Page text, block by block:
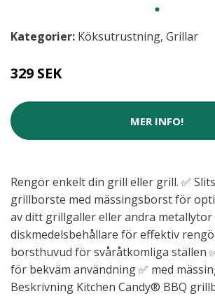
Kategorier: Köksutrustning, Grillar
329 SEK
MER INFO!
Rengör enkelt din grill eller grill. ✅
grillborste med mässingsborst för
av ditt grillgaller eller andra metallytor
diskmedelsbehållare för effektiv
borsthuvud för svåråtkomliga ställen
för bekväm användning ✅ med
Beskrivning Kitchen Candy® BBQ